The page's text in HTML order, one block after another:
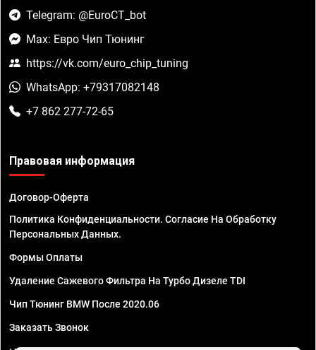
Telegram: @EuroCT_bot
Max: Евро Чип Тюнинг
https://vk.com/euro_chip_tuning
WhatsApp: +79317082148
+7 862 277-72-65
Правовая информация
Договор-Оферта
Политика Конфиденциальности. Согласие На Обработку
Персональных Данных.
Формы Оплаты
Удаление Сажевого Фильтра На Турбо Дизеле TDI
Чип Тюнинг BMW После 2020.06
Заказать Звонок